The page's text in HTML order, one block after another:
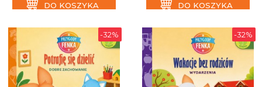
DO KOSZYKA DO KOSZYKA
-32% -32%